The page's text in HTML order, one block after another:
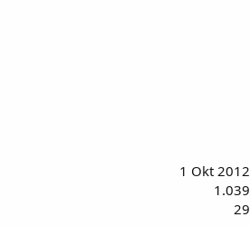
1 Okt 2012
1.039
29